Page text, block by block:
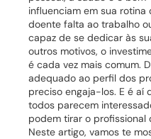
influenciam em sua
doente falta ao trabalho
capaz de se dedicar às
outros motivos, o
é cada vez mais comum.
adequado ao perfil dos
preciso engaja-los. E é aí
todos parecem
podem tirar o profissional
Neste artigo, vamos te